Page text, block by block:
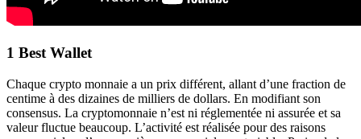
1 Best Wallet
Chaque crypto monnaie a un prix différent, allant d’une fraction de
centime à des dizaines de milliers de dollars. En modifiant son
consensus. La cryptomonnaie n’est ni réglementée ni assurée et sa
valeur fluctue beaucoup. L’activité est réalisée pour des raisons